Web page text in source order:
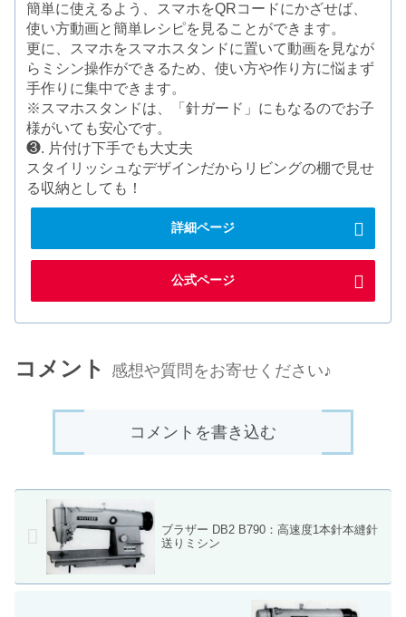
簡単に使えるよう、スマホをQRコードにかざせば、
使い方動画と簡単レシピを見ることができます。
更に、スマホをスマホスタンドに置いて動画を見なが
らミシン操作ができるため、使い方や作り方に悩まず
手作りに集中できます。
※スマホスタンドは、「針ガード」にもなるのでお子
様がいても安心です。
❸. 片付け下手でも大丈夫
スタイリッシュなデザインだからリビングの棚で見せ
る収納としても！
詳細ページ
公式ページ
コメント 感想や質問をお寄せください♪
コメントを書き込む
ブラザー DB2 B790：高速度1本針本縫針
送りミシン